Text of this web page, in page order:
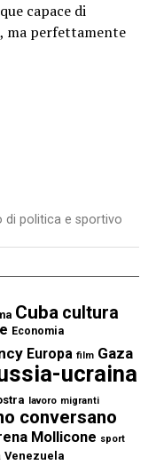
capace di
ma perfettamente
di politica e sportivo
Cuba cultura
Economia
Europa film Gaza
ucraina
lavoro migranti
conversano
Mollicone sport
Venezuela